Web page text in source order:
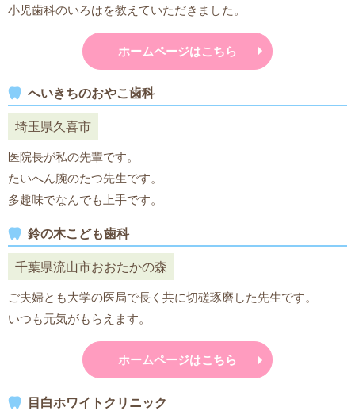
小児歯科のいろはを教えていただきました。
ホームページはこちら
へいきちのおやこ歯科
埼玉県久喜市
医院長が私の先輩です。
たいへん腕のたつ先生です。
多趣味でなんでも上手です。
鈴の木こども歯科
千葉県流山市おおたかの森
ご夫婦とも大学の医局で長く共に切磋琢磨した先生です。
いつも元気がもらえます。
ホームページはこちら
目白ホワイトクリニック